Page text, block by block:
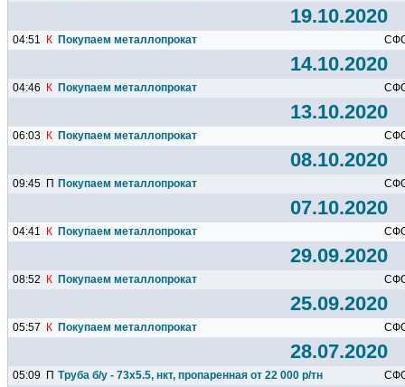
19.10.2020
04:51 К Покупаем металлопрокат
14.10.2020
04:46 К Покупаем металлопрокат
13.10.2020
06:03 К Покупаем металлопрокат
08.10.2020
09:45 П Покупаем металлопрокат
07.10.2020
04:41 К Покупаем металлопрокат
29.09.2020
08:52 К Покупаем металлопрокат
25.09.2020
05:57 К Покупаем металлопрокат
28.07.2020
05:09 П Труба б/у - 73х5.5, нкт, пропаренная от 22 000 р/тн